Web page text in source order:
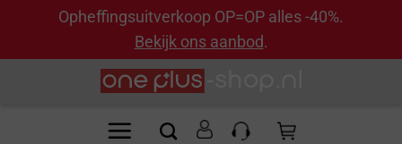
Opheffingsuitverkoop OP=OP alles -40%.
Bekijk ons aanbod.